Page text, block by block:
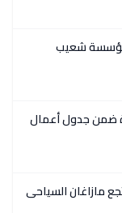
بمؤسسة شعيب
ضمن جدول أعمال
مازاغان السياحي